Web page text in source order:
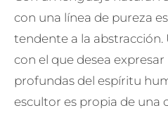
con una línea de pureza
tendente a la
con el que desea
profundas del espíritu
escultor es propia de una